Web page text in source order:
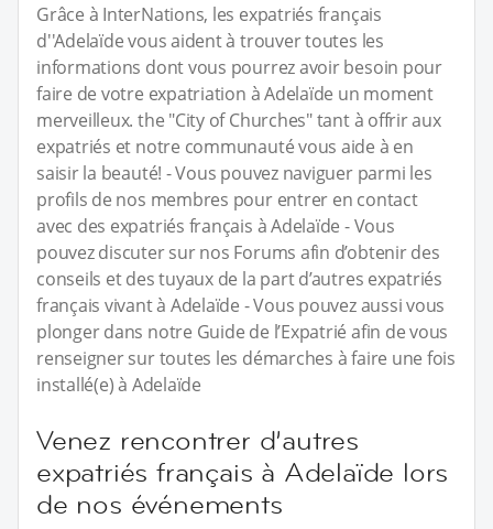
Grâce à InterNations, les expatriés français
d''Adelaïde vous aident à trouver toutes les
informations dont vous pourrez avoir besoin pour
faire de votre expatriation à Adelaïde un moment
merveilleux. the "City of Churches" tant à offrir aux
expatriés et notre communauté vous aide à en
saisir la beauté! - Vous pouvez naviguer parmi les
profils de nos membres pour entrer en contact
avec des expatriés français à Adelaïde - Vous
pouvez discuter sur nos Forums afin d’obtenir des
conseils et des tuyaux de la part d’autres expatriés
français vivant à Adelaïde - Vous pouvez aussi vous
plonger dans notre Guide de l’Expatrié afin de vous
renseigner sur toutes les démarches à faire une fois
installé(e) à Adelaïde
Venez rencontrer d’autres
expatriés français à Adelaïde lors
de nos événements